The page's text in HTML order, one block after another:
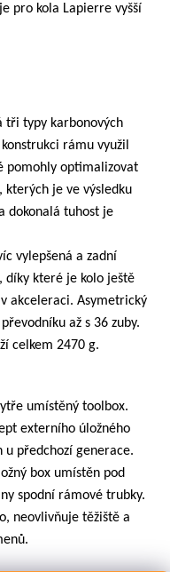
pro kola Lapierre vyšší
tři typy karbonových
rámu využil
pomohly optimalizovat
kterých je ve výsledku
dokonalá tuhost je
vylepšená a zadní
díky které je kolo ještě
akceleraci. Asymetrický
až s 36 zuby.
celkem 2470 g.
umístěný toolbox.
externího úložného
předchozí generace.
box umístěn pod
spodní rámové trubky.
neovlivňuje těžiště a